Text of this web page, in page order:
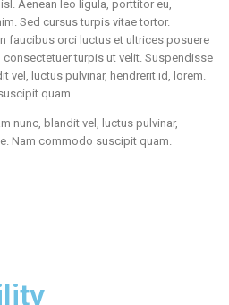
Aenean leo ligula, porttitor eu,
Sed cursus turpis vitae tortor.
faucibus orci luctus et ultrices posuere
consectetuer turpis ut velit. Suspendisse
vel, luctus pulvinar, hendrerit id, lorem.
quam.
nunc, blandit vel, luctus pulvinar,
Nam commodo suscipit quam.